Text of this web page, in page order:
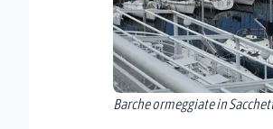
Barche ormeggiate in